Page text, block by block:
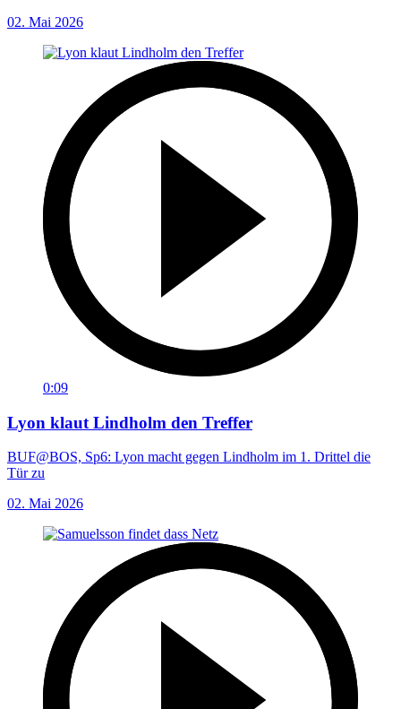
02. Mai 2026
0:09
Lyon klaut Lindholm den Treffer
BUF@BOS, Sp6: Lyon macht gegen Lindholm im 1. Drittel die
Tür zu
02. Mai 2026